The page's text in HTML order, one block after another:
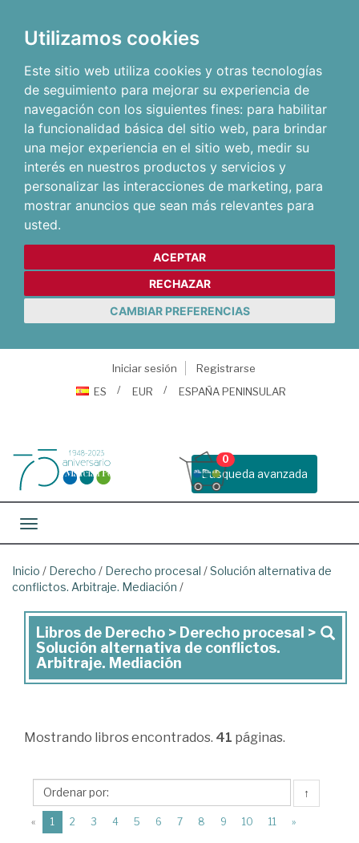
Utilizamos cookies
Este sitio web utiliza cookies y otras tecnologías
de seguimiento para mejorar su experiencia de
navegación con los siguientes fines: para habilitar
la funcionalidad básica del sitio web, para brindar
una mejor experiencia en el sitio web, medir su
interés en nuestros productos y servicios y
personalizar las interacciones de marketing, para
mostrar anuncios que sean más relevantes para
usted.
ACEPTAR
RECHAZAR
CAMBIAR PREFERENCIAS
Iniciar sesión
Registrarse
ES
EUR ESPAÑA PENINSULAR
Busqueda avanzada
0
Toggle navigation
Inicio / Derecho / Derecho procesal /Solución alternativa de
conflictos. Arbitraje. Mediación /
Libros
de
Derecho
Derecho
>
Solución
alternativa
Libros de Derecho > Derecho procesal >
Solución alternativa de conflictos.
Arbitraje. Mediación
Mostrando libros encontrados. 41 páginas.
↑
« 1 (current)
2 3 4 5 6 7 8 9 10 11 »